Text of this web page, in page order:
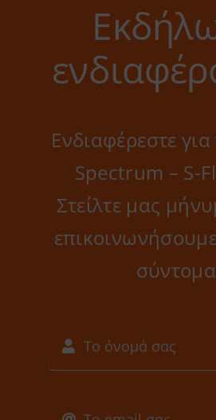
Ενδιαφέρεστε
Spectrum – S-
Στείλτε μας